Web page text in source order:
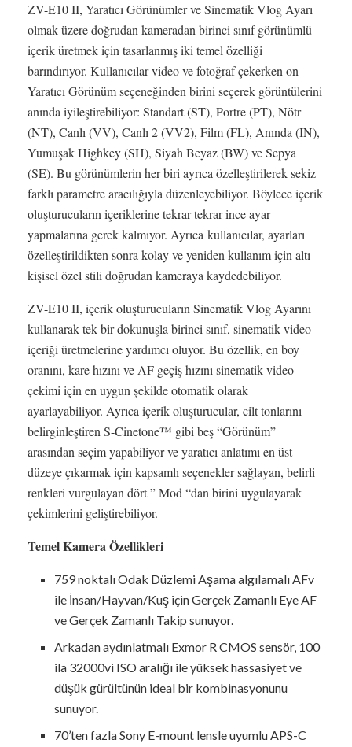
ZV-E10 II, Yaratıcı Görünümler ve Sinematik Vlog Ayarı
olmak üzere doğrudan kameradan birinci sınıf görünümlü
içerik üretmek için tasarlanmış iki temel özelliği
barındırıyor. Kullanıcılar video ve fotoğraf çekerken on
Yaratıcı Görünüm seçeneğinden birini seçerek görüntülerini
anında iyileştirebiliyor: Standart (ST), Portre (PT), Nötr
(NT), Canlı (VV), Canlı 2 (VV2), Film (FL), Anında (IN),
Yumuşak Highkey (SH), Siyah Beyaz (BW) ve Sepya
(SE). Bu görünümlerin her biri ayrıca özelleştirilerek sekiz
farklı parametre aracılığıyla düzenleyebiliyor. Böylece içerik
oluşturucuların içeriklerine tekrar tekrar ince ayar
yapmalarına gerek kalmıyor. Ayrıca kullanıcılar, ayarları
özelleştirildikten sonra kolay ve yeniden kullanım için altı
kişisel özel stili doğrudan kameraya kaydedebiliyor.
ZV-E10 II, içerik oluşturucuların Sinematik Vlog Ayarını
kullanarak tek bir dokunuşla birinci sınıf, sinematik video
içeriği üretmelerine yardımcı oluyor. Bu özellik, en boy
oranını, kare hızını ve AF geçiş hızını sinematik video
çekimi için en uygun şekilde otomatik olarak
ayarlayabiliyor. Ayrıca içerik oluşturucular, cilt tonlarını
belirginleştiren S-Cinetone™ gibi beş “Görünüm”
arasından seçim yapabiliyor ve yaratıcı anlatımı en üst
düzeye çıkarmak için kapsamlı seçenekler sağlayan, belirli
renkleri vurgulayan dört ” Mod “dan birini uygulayarak
çekimlerini geliştirebiliyor.
Temel Kamera Özellikleri
759 noktalı Odak Düzlemi Aşama algılamalı AFv
ile İnsan/Hayvan/Kuş için Gerçek Zamanlı Eye AF
ve Gerçek Zamanlı Takip sunuyor.
Arkadan aydınlatmalı Exmor R CMOS sensör, 100
ila 32000vi ISO aralığı ile yüksek hassasiyet ve
düşük gürültünün ideal bir kombinasyonunu
sunuyor.
70’ten fazla Sony E-mount lensle uyumlu APS-C